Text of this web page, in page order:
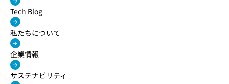
Tech Blog
私たちについて
企業情報
サステナビリティ